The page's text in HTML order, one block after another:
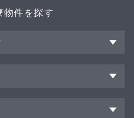
物件を探す